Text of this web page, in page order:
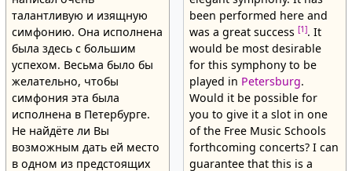
талантливую и изящную
симфонию. Она исполнена
была здесь с большим
успехом. Весьма было бы
желательно, чтобы
симфония эта была
исполнена в Петербурге.
Не найдёте ли Вы
возможным дать ей место
в одном из предстоящих
been performed here and
was a great success [1]. It
would be most desirable
for this symphony to be
played in Petersburg.
Would it be possible for
you to give it a slot in one
of the Free Music Schools
forthcoming concerts? I can
guarantee that this is a